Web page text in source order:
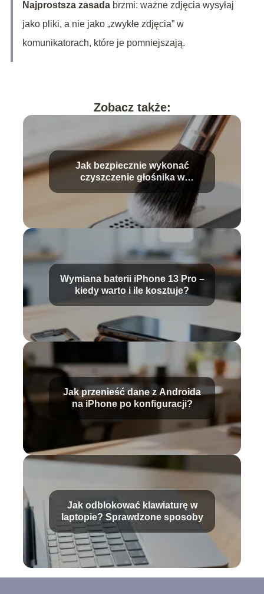
Najprostsza zasadabrzmi: ważne zdjęcia wysyłaj
jako pliki, a nie jako „zwykłe zdjęcia” w
komunikatorach, które je pomniejszają.
Zobacz także:
Jak bezpiecznie wykonać
czyszczenie głośnika w
telefonie?
Wymiana baterii iPhone 13 Pro –
kiedy warto i ile kosztuje?
Jak przenieść dane z Androida
na iPhone po konfiguracji?
Jak odblokować klawiaturę w
laptopie? Sprawdzone sposoby